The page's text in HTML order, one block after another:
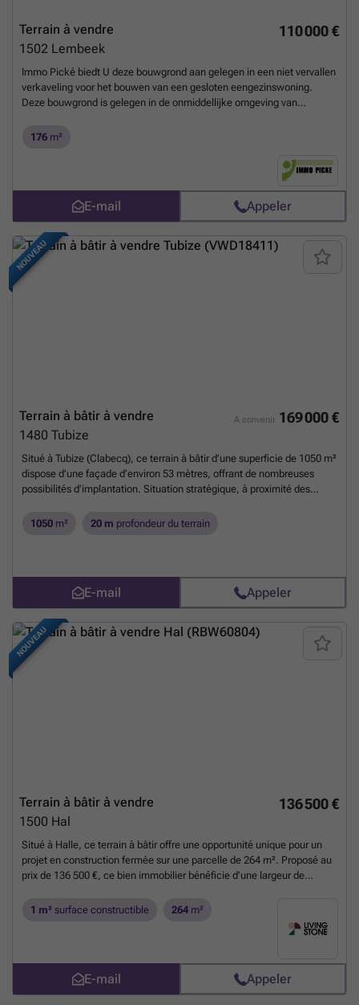
110 000 €
Terrain à vendre
1502 Lembeek
Immo Pické biedt U deze bouwgrond aan gelegen in een niet vervallen
verkaveling voor het bouwen van een gesloten eengezinswoning.
Deze bouwgrond is gelegen in de onmiddellijke omgeving van
verbindingswegen. Bijkomende informatie: - Voorgevelbreedte: 6,25m
Achteruitbpiwstrook: gelijk met naastliggende gevels - Tuinhuisje:
max 10m² - Inpandige garageEn savoir plus ?
176 m²
E-mail Appeler
NOUVEAU
A convenir 169 000 €
Terrain à bâtir à vendre
1480 Tubize
Situé à Tubize (Clabecq), ce terrain à bâtir d’une superficie de 1050 m²
dispose d’une façade d’environ 53 mètres, offrant de nombreuses
possibilités d’implantation. Situation stratégique, à proximité des
des axes routiers principaux. Le terrain est situé en zone d’habitat et
davantage d’informations, contactez Serkan Ates au ### ou par
email à ###En savoir plus ?
1050 m² 20 m profondeur du terrain
E-mail Appeler
NOUVEAU
136 500 €
Terrain à bâtir à vendre
1500 Hal
Situé à Halle, ce terrain à bâtir offre une opportunité unique pour un
projet en construction fermée sur une parcelle de 264 m². Proposé au
prix de 136 500 €, ce bien immobilier bénéficie d’une largeur de
raccordements essentiels sont déjà présents, notamment l’électricité,
l’eau et le système d’égouttage, garantissant une préparation facilitée
pour les futurs travaux. En revanche, aucune connexion au gaz n’est
pas loué, ce qui permet une acquisition libre et immédiate. La surface
constructible est définie précisément, offrant un cadre clair pour la
conception d’un projet immobilier conforme aux règles d’urbanisme
1 m² surface constructible 264 m²
E-mail Appeler